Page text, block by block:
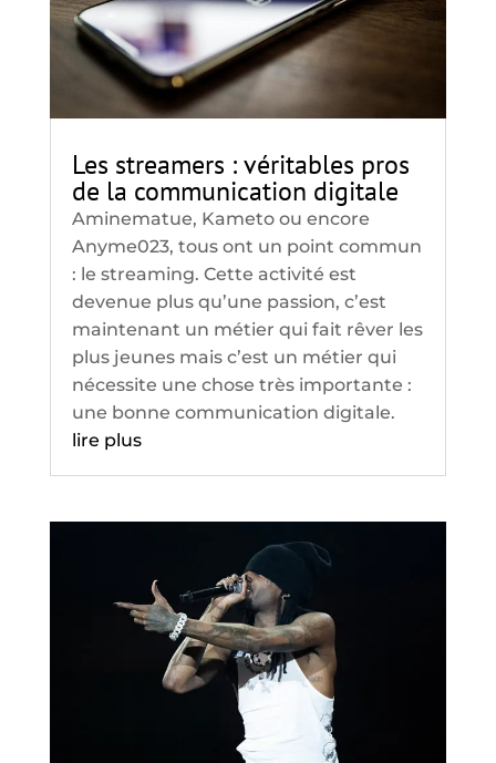
Les streamers : véritables pros
de la communication digitale
Aminematue, Kameto ou encore
Anyme023, tous ont un point commun
: le streaming. Cette activité est
devenue plus qu’une passion, c’est
maintenant un métier qui fait rêver les
plus jeunes mais c’est un métier qui
nécessite une chose très importante :
une bonne communication digitale.
lire plus